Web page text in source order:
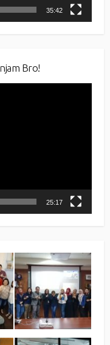
35:42
Bro!
25:17